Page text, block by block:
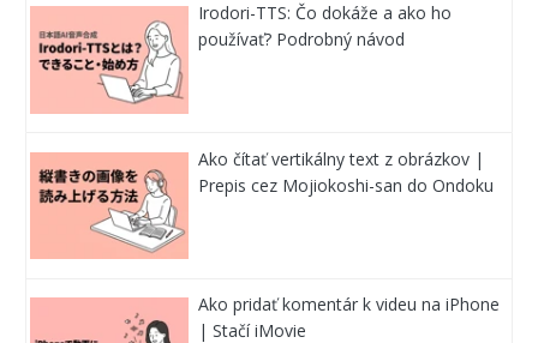
Irodori-TTS: Čo dokáže a ako ho
používať? Podrobný návod
Ako čítať vertikálny text z obrázkov |
Prepis cez Mojiokoshi-san do Ondoku
Ako pridať komentár k videu na iPhone
| Stačí iMovie